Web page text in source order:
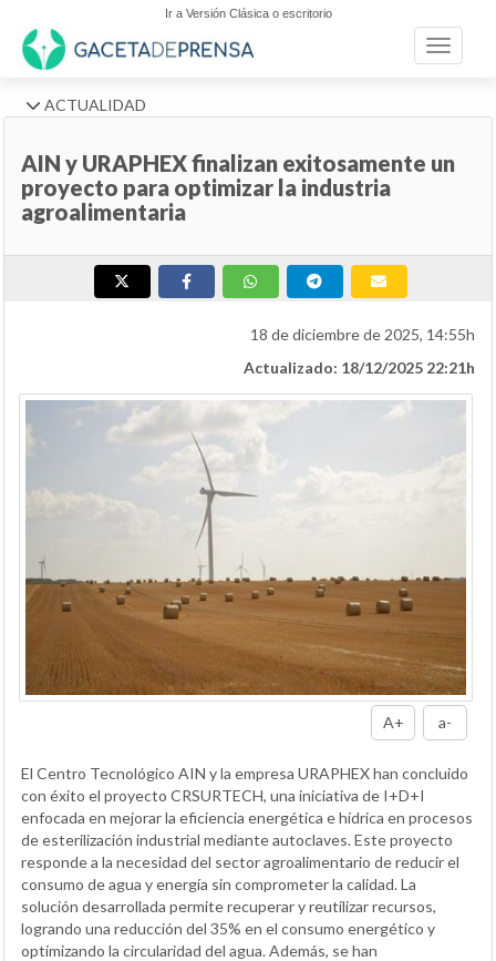
Ir a Versión Clásica o escritorio
Toggle
ACTUALIDAD
AIN y URAPHEX finalizan exitosamente un
proyecto para optimizar la industria
agroalimentaria
18 de diciembre de 2025, 14:55h
Actualizado: 18/12/2025 22:21h
A+ a-
El Centro Tecnológico AIN y la empresa URAPHEX han concluido
con éxito el proyecto CRSURTECH, una iniciativa de I+D+I
enfocada en mejorar la eficiencia energética e hídrica en procesos
de esterilización industrial mediante autoclaves. Este proyecto
responde a la necesidad del sector agroalimentario de reducir el
consumo de agua y energía sin comprometer la calidad. La
solución desarrollada permite recuperar y reutilizar recursos,
logrando una reducción del 35% en el consumo energético y
optimizando la circularidad del agua. Además, se han